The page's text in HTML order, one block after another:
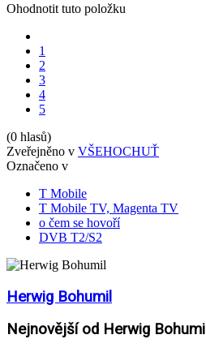
Ohodnotit tuto položku
1
2
3
4
5
(0 hlasů)
Zveřejněno v VŠEHOCHUŤ
Označeno v
T Mobile
T Mobile TV, Magenta TV
o čem se hovoří
DVB T2/S2
Herwig Bohumil
Nejnovější od Herwig Bohumil